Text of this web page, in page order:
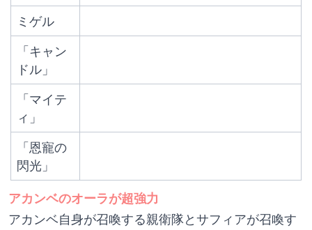
ミゲル
「キャン
ドル」
「マイテ
ィ」
「恩寵の
閃光」
アカンベのオーラが超強力
アカンベ自身が召喚する親衛隊とサフィアが召喚す